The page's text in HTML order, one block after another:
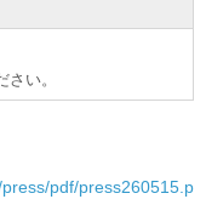
い。
pdf/press260515.p